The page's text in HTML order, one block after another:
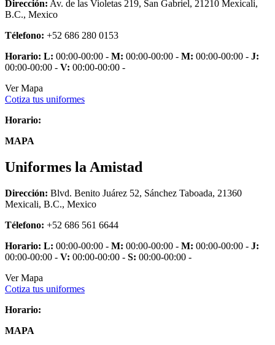
Dirección: Av. de las Violetas 219, San Gabriel, 21210 Mexicali,
B.C., Mexico
Télefono: +52 686 280 0153
Horario: L: 00:00-00:00 - M: 00:00-00:00 - M: 00:00-00:00 - J:
00:00-00:00 - V: 00:00-00:00 -
Ver Mapa
Cotiza tus uniformes
Horario:
MAPA
Uniformes la Amistad
Dirección: Blvd. Benito Juárez 52, Sánchez Taboada, 21360
Mexicali, B.C., Mexico
Télefono: +52 686 561 6644
Horario: L: 00:00-00:00 - M: 00:00-00:00 - M: 00:00-00:00 - J:
00:00-00:00 - V: 00:00-00:00 - S: 00:00-00:00 -
Ver Mapa
Cotiza tus uniformes
Horario:
MAPA